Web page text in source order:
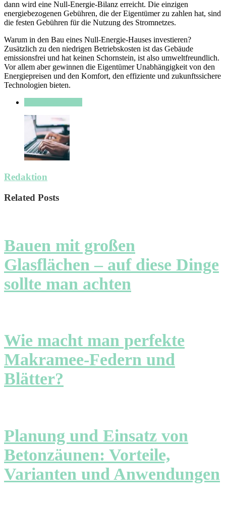
dann wird eine Null-Energie-Bilanz erreicht. Die einzigen
energiebezogenen Gebühren, die der Eigentümer zu zahlen hat, sind
die festen Gebühren für die Nutzung des Stromnetzes.
Warum in den Bau eines Null-Energie-Hauses investieren?
Zusätzlich zu den niedrigen Betriebskosten ist das Gebäude
emissionsfrei und hat keinen Schornstein, ist also umweltfreundlich.
Vor allem aber gewinnen die Eigentümer Unabhängigkeit von den
Energiepreisen und den Komfort, den effiziente und zukunftssichere
Technologien bieten.
Redaktion
Related Posts
Bauen mit großen
Glasflächen – auf diese Dinge
sollte man achten
Wie macht man perfekte
Makramee-Federn und
Blätter?
Planung und Einsatz von
Betonzäunen: Vorteile,
Varianten und Anwendungen